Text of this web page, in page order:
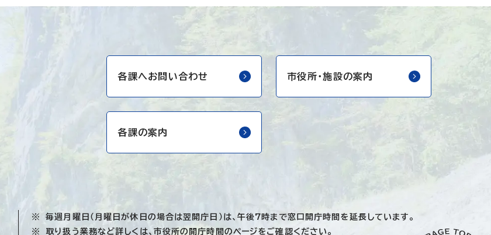
各課へお問い合わせ 市役所・施設の案内
各課の案内
毎週月曜日（月曜日が休日の場合は翌開庁日）は、午後7時まで窓口開庁時間を延長しています。
取り扱う業務など詳しくは、 市役所の開庁時間のページをご確認ください。